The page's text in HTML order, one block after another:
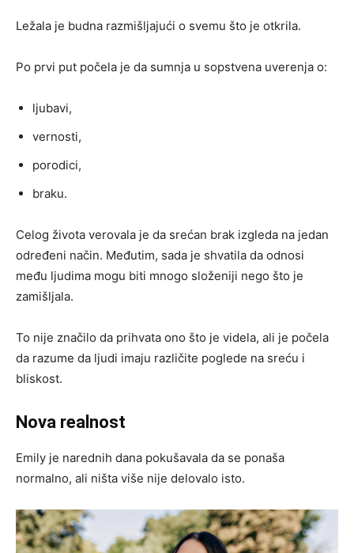
Ležala je budna razmišljajući o svemu što je otkrila.
Po prvi put počela je da sumnja u sopstvena uverenja o:
ljubavi,
vernosti,
porodici,
braku.
Celog života verovala je da srećan brak izgleda na jedan
određeni način. Međutim, sada je shvatila da odnosi
među ljudima mogu biti mnogo složeniji nego što je
zamišljala.
To nije značilo da prihvata ono što je videla, ali je počela
da razume da ljudi imaju različite poglede na sreću i
bliskost.
Nova realnost
Emily je narednih dana pokušavala da se ponaša
normalno, ali ništa više nije delovalo isto.